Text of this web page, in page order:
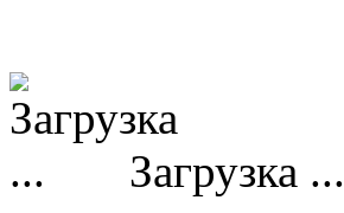
Загрузка ...